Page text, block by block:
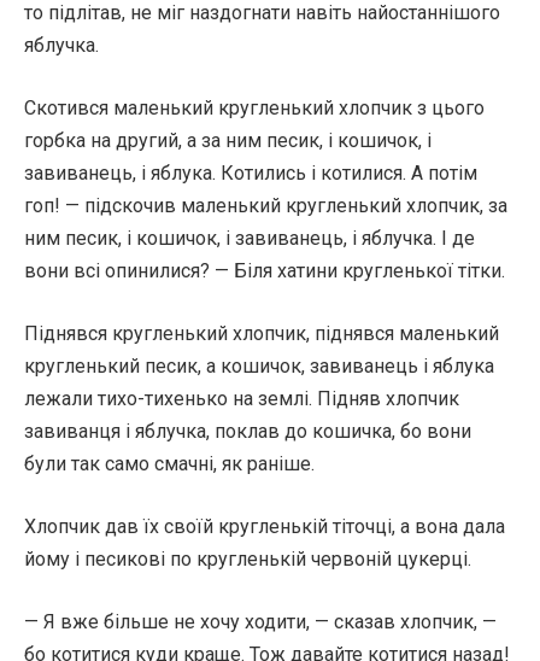
то підлітав, не міг наздогнати навіть найостаннішого
яблучка.
Скотився маленький кругленький хлопчик з цього
горбка на другий, а за ним песик, і кошичок, і
завиванець, і яблука. Котились і котилися. А потім
гоп! — підскочив маленький кругленький хлопчик, за
ним песик, і кошичок, і завиванець, і яблучка. І де
вони всі опинилися? — Біля хатини кругленької тітки.
Піднявся кругленький хлопчик, піднявся маленький
кругленький песик, а кошичок, завиванець і яблука
лежали тихо-тихенько на землі. Підняв хлопчик
завиванця і яблучка, поклав до кошичка, бо вони
були так само смачні, як раніше.
Хлопчик дав їх своїй кругленькій тіточці, а вона дала
йому і песикові по кругленькій червоній цукерці.
— Я вже більше не хочу ходити, — сказав хлопчик, —
бо котитися куди краще. Тож давайте котитися назад!